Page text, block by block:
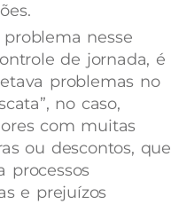
nesse
de jornada, é
problemas no
no caso,
com muitas
ou descontos, que
processos
e prejuízos